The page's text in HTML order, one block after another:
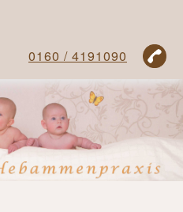
0160 / 4191090